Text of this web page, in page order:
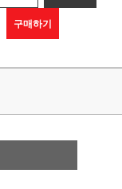
구매하기